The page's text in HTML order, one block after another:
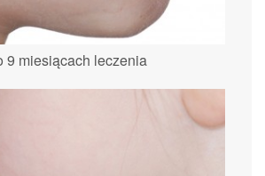
9 miesiącach leczenia